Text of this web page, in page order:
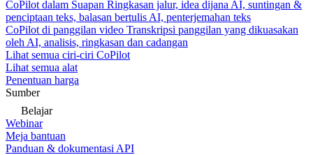
CoPilot dalam Suapan Ringkasan jalur, idea dijana AI, suntingan &
penciptaan teks, balasan bertulis AI, penterjemahan teks
CoPilot di panggilan video Transkripsi panggilan yang dikuasakan
oleh AI, analisis, ringkasan dan cadangan
Lihat semua ciri-ciri CoPilot
Lihat semua alat
Penentuan harga
Sumber
Belajar
Webinar
Meja bantuan
Panduan & dokumentasi API